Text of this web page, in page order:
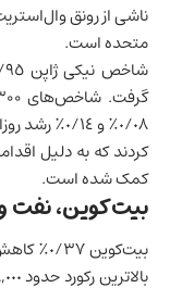
ناشی از رونق
متحده است.
گرفت. شاخص‌های CSI300 و کامپوزیت شانگهای
کردند که به دلیل
کمک شده است.
بیت‌کوین، نفت